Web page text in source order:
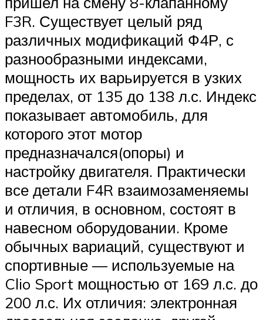
F3R. Существует целый ряд
различных модификаций Ф4Р, с
разнообразными индексами,
мощность их варьируется в узких
пределах, от 135 до 138 л.с. Индекс
показывает автомобиль, для
которого этот мотор
предназначался(опоры) и
настройку двигателя. Практически
все детали F4R взаимозаменяемы
и отличия, в основном, состоят в
навесном оборудовании. Кроме
обычных вариаций, существуют и
спортивные — используемые на
Clio Sport мощностью от 169 л.с. до
200 л.с. Их отличия: электронная